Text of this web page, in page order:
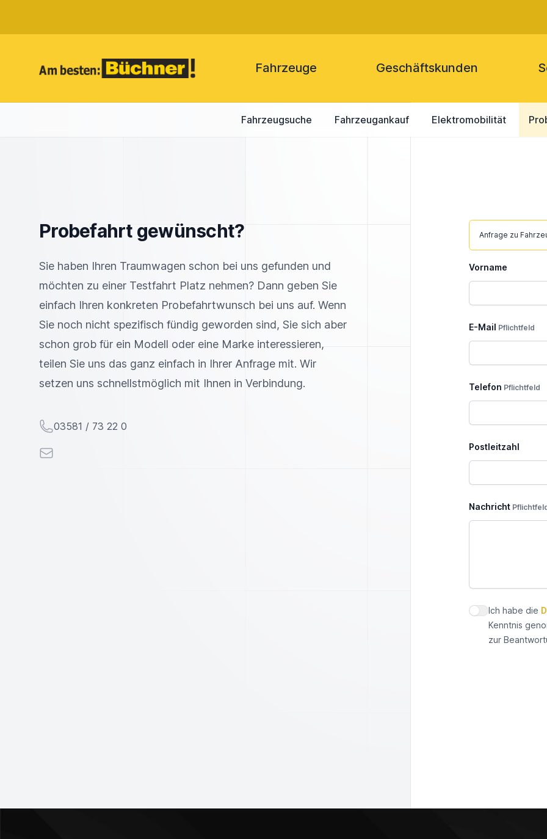
Fahrzeuge Geschäftskunden
Fahrzeugsuche Fahrzeugankauf Elektromobilität
Probefahrt gewünscht?
Sie haben Ihren Traumwagen schon bei uns gefunden und
möchten zu einer Testfahrt Platz nehmen? Dann geben Sie
einfach Ihren konkreten Probefahrtwunsch bei uns auf. Wenn
Sie noch nicht spezifisch fündig geworden sind, Sie sich aber
schon grob für ein Modell oder eine Marke interessieren,
teilen Sie uns das ganz einfach in Ihrer Anfrage mit. Wir
setzen uns schnellstmöglich mit Ihnen in Verbindung.
Telefon
03581 / 73 22 0
E-Mail
Anfrage zu
Vorname
E-Mail Pflichtfeld
Telefon Pflichtfeld
Postleitzahl
Nachricht
Datenschutz
Ich habe die
Kenntnis
zur